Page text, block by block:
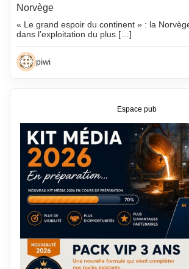
Norvège
« Le grand espoir du continent » : la
dans l’exploitation du plus […]
piwi
Espace pub